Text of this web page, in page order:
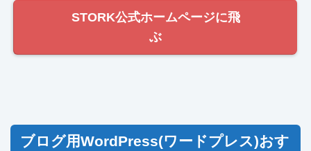
STORK公式ホームページに飛
ぶ
ブログ用WordPress(ワードプレス)おす